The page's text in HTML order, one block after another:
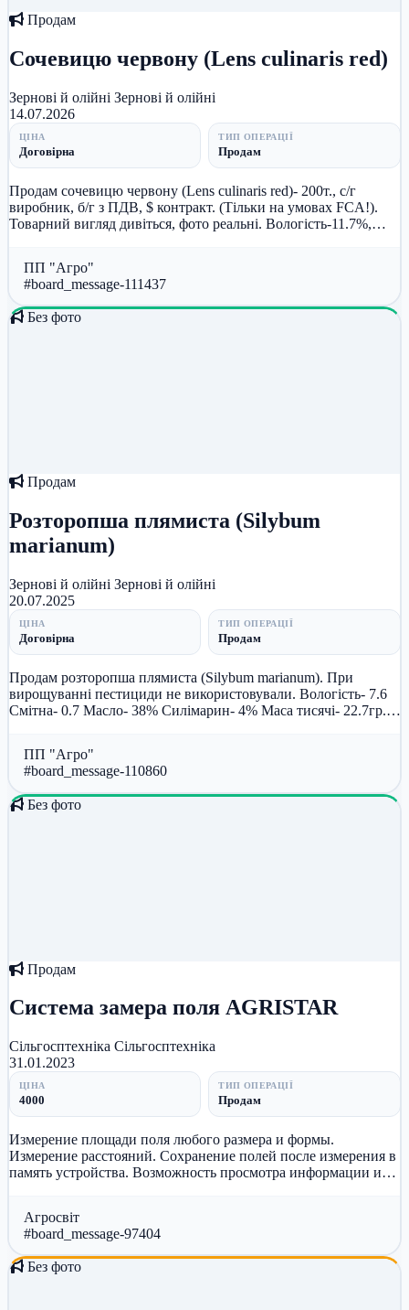
Продам
Сочевицю червону (Lens culinaris red)
Зернові й олійні Зернові й олійні
14.07.2026
ЦІНА
Договірна
ТИП ОПЕРАЦІЇ
Продам
Продам сочевицю червону (Lens culinaris red)- 200т., с/г
виробник, б/г з ПДВ, $ контракт. (Тільки на умовах FCA!).
Товарний вигляд дивіться, фото реальні. Вологість-11.7%,
ПП "Агро"
#board_message-111437
Без фото
Продам
Розторопша плямиста (Silybum
marianum)
Зернові й олійні Зернові й олійні
20.07.2025
ЦІНА
Договірна
ТИП ОПЕРАЦІЇ
Продам
Продам розторопша плямиста (Silybum marianum). При
вирощуванні пестициди не використовували. Вологість- 7.6
Смітна- 0.7 Масло- 38% Силімарин- 4% Маса тисячі- 22.7гр.
ПП "Агро"
#board_message-110860
Без фото
Продам
Система замера поля AGRISTAR
Сільгосптехніка Сільгосптехніка
31.01.2023
ЦІНА
4000
ТИП ОПЕРАЦІЇ
Продам
Измерение площади поля любого размера и формы.
Измерение расстояний. Сохранение полей после измерения в
память устройства. Возможность просмотра информации и
Агросвіт
#board_message-97404
Без фото